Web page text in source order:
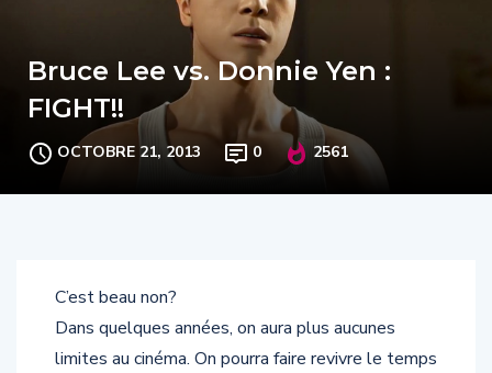
Bruce Lee vs. Donnie Yen :
FIGHT!!
OCTOBRE 21, 2013 0 2561
C’est beau non?
Dans quelques années, on aura plus aucunes
limites au cinéma. On pourra faire revivre le temps